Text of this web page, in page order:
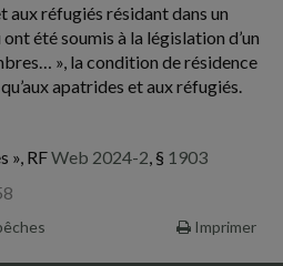
aux réfugiés résidant dans un
été soumis à la législation d’un
», la condition de résidence
apatrides et aux réfugiés.
», RFWeb 2024-2 , § 1903
Imprimer